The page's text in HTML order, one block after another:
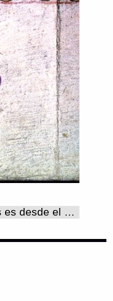
LAMINAS, ZONAS, RELATOS Y GRUPOS Relatos y grupos: La manera como se conciben los grupos y relatos es desde el punto de vista gráfico, es decir se trata de agrupaciones visuales logradas a través de su composición en dibujo. El documento presenta un formato de tira una larga de 625 cm de largo por 21 cm de alto, se encuentra doblado en forma de acordeón formando 20 láminas y está hecho sobre papel amate. En la parte central de las láminas, se encuentran dibujadas dos líneas rojas paralelas en sentido horizontal con respecto al largo, en estas líneas se encuentran dibujadas unos círculos en forma de rondanas que gráficamente representan el elemento año. Estos años se encuentran conformados con diferentes elementos que pudimos distinguir de la siguiente manera: 1) poseen distintos colores (rojo, amarillo, azul y verde), 2) estos círculos o rondanas tienen dibujadas en la parte superior una serie de pequeños círculos, que representan numerales y que pueden ir dibujados del 1 a 13, que distinguimos como elemento ce=uno; 3) en la parte central de las rondanas se encuentran dibujadas unas formas que pudimos distinguir como: tecpatl (pedernal), calli (casa), tochtli (conejo) y acatl (caña) que se repiten de manera secuencial en todo el documento y 4) cada 52 años (círculos o rondanas) se encuentra representado en dibujo a línea un elemento que figura un nudo y que según otras fuentes significa la atadura de años o cierre de un ciclo. Las líneas rojas junto con los glifos de los años, crean gráficamente una separación del plano para cada lámina en dos partes: uno superior y otra inferior. En cada una de ellas se desarrolla la historia plasmada en grupos de imágenes en distintos tamaños en los cuales se encuentran representados en dibujo figuras humanas (personajes) y una gran variedad de formas que representan sus nombres(antropónimos), nombres de lugares (topónimos), así como la representación de distintos elementos que representan; cosmos, artefactos y utensilios. De manera gráfica y por su relación espacial en que se expresan dibujadas las distintas formas nos permitió distinguir la conformación de los grupos. Por su disposición espacial en el que se encuentran los años dibujados el plano de cada lámina y en el códice, nos hizo pensar en la representación de una línea del tiempo, que al mismo tiempo separa el plano en dos partes superior e inferior, proporcionando el espacio necesario en el cual se desarrollaron las historias propuestas por el o los autores del códice. El elemento gráfico que consideramos para realizar la agrupación de los relatos fueron los nudos marcados cada 52 años, ya que indican el cierre o atadura de un ciclo, en el que se desenvuelven distintos hechos históricos. Entonces encontramos que se trata de la formación de 7 relatos que comienzan en la lámina 01(E_01) y termina en la misma ya que en su estado actual no nos permite ver nada. El relato 02(E_02) comienza en la cuenta sucesiva a la que contiene la atadura o nudo en la lámina 01 y termina en la lámina 04 (E_04), el relato 03 comienza en la lámina 04 y termina en la lámina 07 (E_07), el relato 04 comienza en la lámina07 y termina en la lámina 11 (E_11), el relato 05 comienza en la lámina 11 y termina en la lámina 14, el relato 06 comienza en la lámina 14 y termina en la lámina 18, el relato 07 comienza en la lámina 18 y termina en la lámina 20. Para distinguir los relatos utilizamos una numeración progresiva de díguitos comenzando por el número 01. Para distinguir los grupos en cada relato se les represntó con una letra del abecedario, de tal manera que para el relato 02 encontramos 8 grupos, para el relato 03 encontramos 6 gurpos, para el relato 04 encontramos 7 grupos, para el relato 05 encontramos 4 grupos, para el relato 06 encontramos 7 grupos, para el relato 07 encontramos 9 grupos. La configuración de los relatos y grupos a partir de una concepción visual y gráfica nos indica el conocimiento y el uso del plano bi-dimensional, donde se trabajó al escribir estas historias que narran hechos en el tiempo. Número de laminas:20 Número de zonas:20